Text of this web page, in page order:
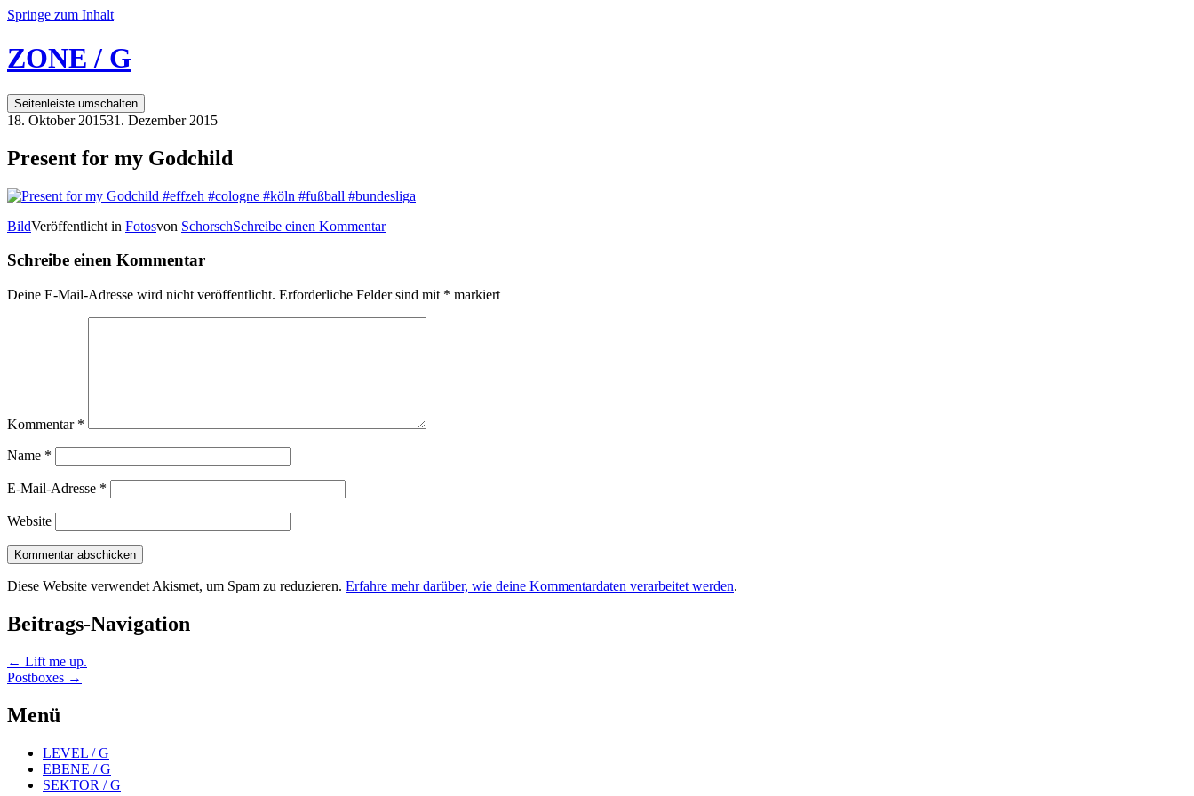
Springe zum Inhalt
ZONE / G
Seitenleiste umschalten
18. Oktober 201531. Dezember 2015
Present for my Godchild
BildVeröffentlicht in Fotosvon SchorschSchreibe einen Kommentar
Schreibe einen Kommentar
Deine E-Mail-Adresse wird nicht veröffentlicht. Erforderliche Felder sind mit * markiert
Kommentar *
Name *
E-Mail-Adresse *
Website
Diese Website verwendet Akismet, um Spam zu reduzieren. Erfahre mehr darüber, wie deine Kommentardaten verarbeitet werden.
Beitrags-Navigation
← Lift me up.
Postboxes →
Menü
LEVEL / G
EBENE / G
SEKTOR / G